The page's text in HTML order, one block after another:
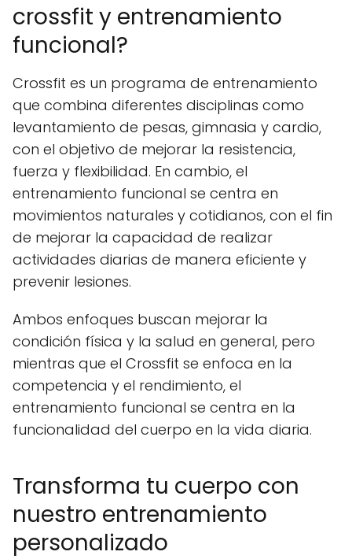
crossfit y entrenamiento
funcional?
Crossfit es un programa de entrenamiento
que combina diferentes disciplinas como
levantamiento de pesas, gimnasia y cardio,
con el objetivo de mejorar la resistencia,
fuerza y flexibilidad. En cambio, el
entrenamiento funcional se centra en
movimientos naturales y cotidianos, con el fin
de mejorar la capacidad de realizar
actividades diarias de manera eficiente y
prevenir lesiones.
Ambos enfoques buscan mejorar la
condición física y la salud en general, pero
mientras que el Crossfit se enfoca en la
competencia y el rendimiento, el
entrenamiento funcional se centra en la
funcionalidad del cuerpo en la vida diaria.
Transforma tu cuerpo con
nuestro entrenamiento
personalizado